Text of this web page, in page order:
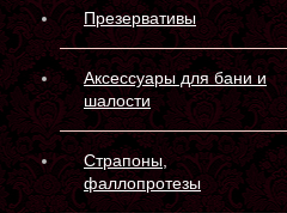
Презервативы
Аксессуары для бани и
шалости
Страпоны,
фаллопротезы